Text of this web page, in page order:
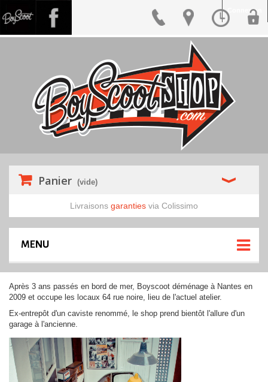
Connexion
Panier (vide)
Livraisons garanties via Colissimo
MENU
Après 3 ans passés en bord de mer, Boyscoot déménage à Nantes en
2009 et occupe les locaux 64 rue noire, lieu de l'actuel atelier.
Ex-entrepôt d'un caviste renommé, le shop prend bientôt l'allure d'un
garage à l'ancienne.